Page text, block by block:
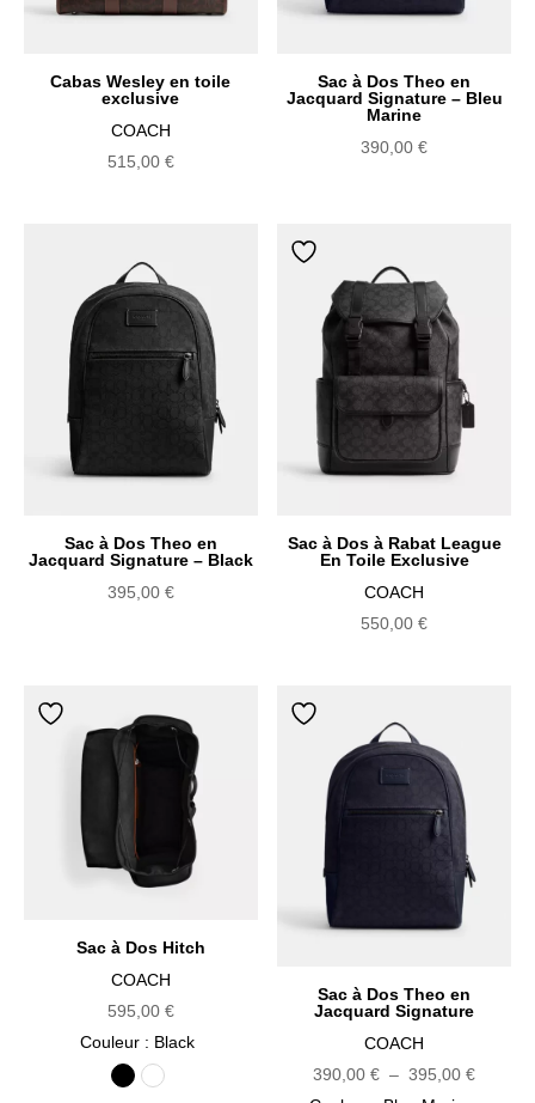
Cabas Wesley en toile
exclusive
COACH
515,00 €
Sac à Dos Theo en
Jacquard Signature – Bleu
Marine
390,00€
Sac à Dos Theo en
Jacquard Signature – Black
395,00 €
Sac à Dos à Rabat League
En Toile Exclusive
COACH
550,00€
Sac à Dos Hitch
COACH
595,00 €
Couleur : Black
BlackErable
Sac à Dos Theo en
Jacquard Signature
COACH
390,00€ – 395,00€Plage